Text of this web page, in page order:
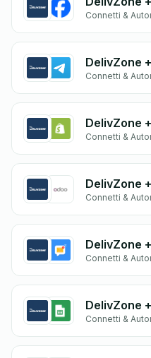
Connetti &
DelivZone
Connetti &
DelivZone
Connetti &
DelivZone
Connetti &
Connetti &
DelivZone
Connetti &